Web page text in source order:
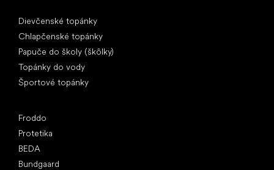
Dievčenské topánky
Chlapčenské topánky
Papuče do školy (škôlky)
Topánky do vody
Športové topánky
Froddo
Protetika
BEDA
Bundgaard